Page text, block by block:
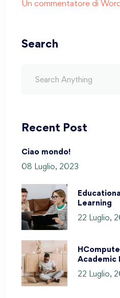
Un commentatore di
Search
Recent Post
Ciao mondo!
08 Luglio, 2023
Learning
22 Luglio,
Academic
22 Luglio,